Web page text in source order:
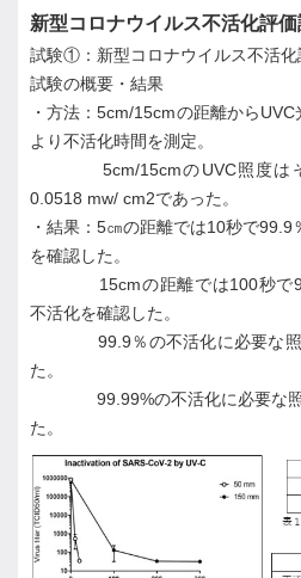
新型コロナウイルス不活化評
試験①：新型コロナウイルス不活化
試験の概要・結果
・方法：5cm/15cmの距離から
より不活化時間を測定。
5cm/15cmのUVC照度はそ
0.0518 mw/ cm2であった。
・結果：5㎝の距離では10秒で
を確認した。
15cmの距離では100秒で
不活化を確認した。
99.9％の不活化に必要な照射
た。
99.99%の不活化に必要な照
た。